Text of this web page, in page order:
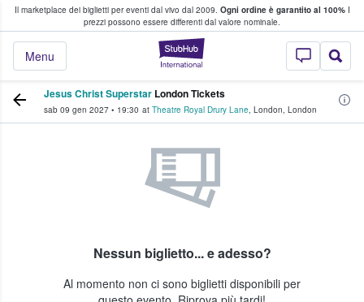
Il marketplace dei biglietti per eventi dal vivo dal 2009. Ogni ordine è garantito al 100%I
prezzi possono essere differenti dal valore nominale.
StubHub - Dove
Menu
fan comprano e vendono biglietti
Jesus Christ Superstar London Tickets
sab 09 gen 2027 • 19:30 at Theatre Royal Drury Lane, London, London
Nessun biglietto... e adesso?
Al momento non ci sono biglietti disponibili per